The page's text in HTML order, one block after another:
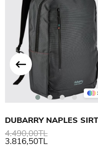
3.816,50TL
4.490,00TL